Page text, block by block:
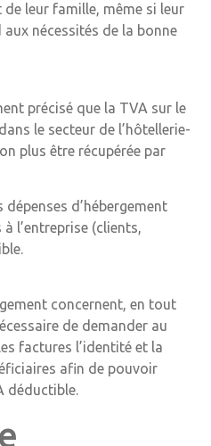
leur famille, même si leur
nécessités de la bonne
précisé que la TVA sur le
le secteur de l’hôtellerie-
plus être récupérée par
dépenses d’hébergement
l’entreprise (clients,
concernent, en tout
de demander au
factures l’identité et la
afin de pouvoir
déductible.